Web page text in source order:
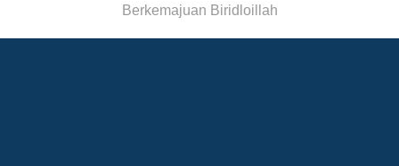
Berkemajuan Biridloillah